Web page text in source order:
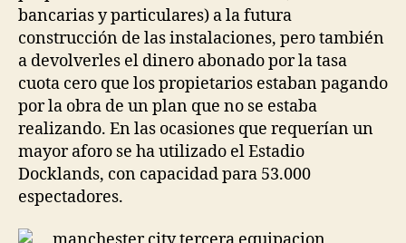
bancarias y particulares) a la futura
construcción de las instalaciones, pero también
a devolverles el dinero abonado por la tasa
cuota cero que los propietarios estaban pagando
por la obra de un plan que no se estaba
realizando. En las ocasiones que requerían un
mayor aforo se ha utilizado el Estadio
Docklands, con capacidad para 53.000
espectadores.